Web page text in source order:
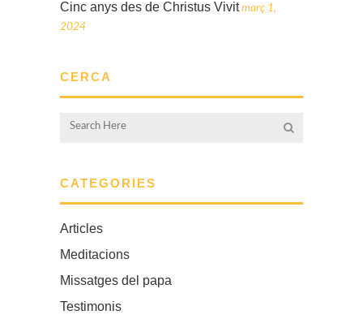
Cinc anys des de Christus Vivit març 1,
2024
CERCA
CATEGORIES
Articles
Meditacions
Missatges del papa
Testimonis